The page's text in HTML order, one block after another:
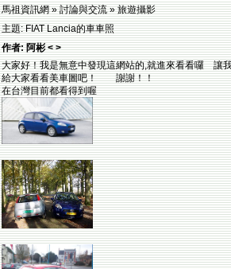
馬祖資訊網 » 討論與交流 » 旅遊攝影
主題: FIAT Lancia的車車照
作者: 阿彬 < >
大家好！我是無意中發現這網站的,就進來看看囉 讓
給大家看看美車圖吧！ 謝謝！！
在台灣目前都看得到喔